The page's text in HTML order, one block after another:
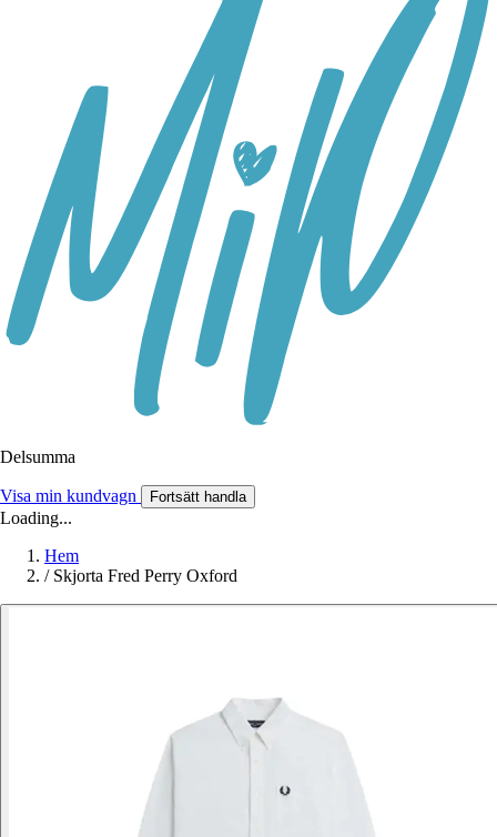
Delsumma
Visa min kundvagn Fortsätt handla
Loading...
Hem
/ Skjorta Fred Perry Oxford